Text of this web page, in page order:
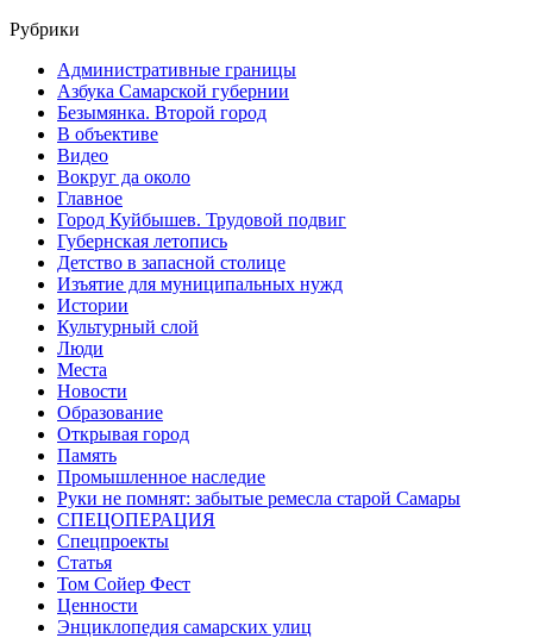
Рубрики
Административные границы
Азбука Самарской губернии
Безымянка. Второй город
В объективе
Видео
Вокруг да около
Главное
Город Куйбышев. Трудовой подвиг
Губернская летопись
Детство в запасной столице
Изъятие для муниципальных нужд
Истории
Культурный слой
Люди
Места
Новости
Образование
Открывая город
Память
Промышленное наследие
Руки не помнят: забытые ремесла старой Самары
СПЕЦОПЕРАЦИЯ
Спецпроекты
Статья
Том Сойер Фест
Ценности
Энциклопедия самарских улиц